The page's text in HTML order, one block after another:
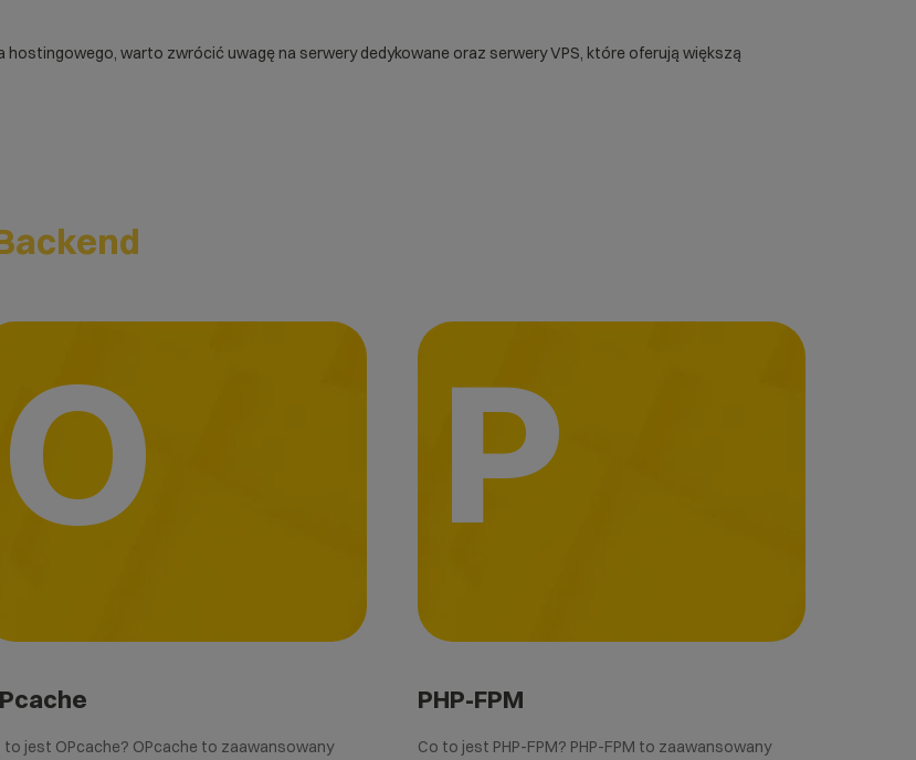
hostingowego, warto zwrócić uwagę na serwery dedykowane oraz serwery VPS, które oferują większą
O
to jest OPcache? OPcache to zaawansowany
P
PHP-FPM
Co to jest PHP-FPM? PHP-FPM to zaawansowany